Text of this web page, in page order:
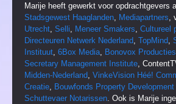
Marije heeft gewerkt voor opdrachtgevers
Stadsgewest Haaglanden
Mediapartners
Utrecht Selli Meneer Smakers Cultureel
Directeuren Netwerk Nederland TopMind
Instituut 6Box Media Bonovox Producties
Secretary Management Institute ,
Midden-Nederland VinkeVision Héé!
Creatie
Bouwfonds Property Development
Schuttevaer Notarissen . Ook is Marije